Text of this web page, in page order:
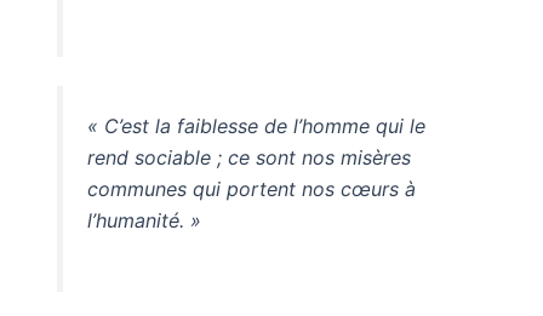
« C’est la faiblesse de l’homme qui le
rend sociable ; ce sont nos misères
communes qui portent nos cœurs à
l’humanité. »